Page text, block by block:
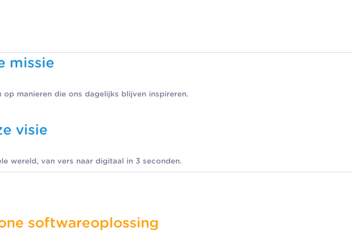
missie
manieren die ons dagelijks blijven inspireren.
visie
wereld, van vers naar digitaal in 3 seconden.
softwareoplossing